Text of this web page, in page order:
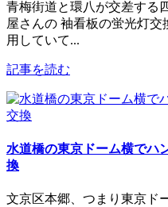
青梅街道と環八が交差する
屋さんの 袖看板の蛍光灯交
用していて...
記事を読む
水道橋の東京ドーム横でハ
換
文京区本郷、つまり東京ド